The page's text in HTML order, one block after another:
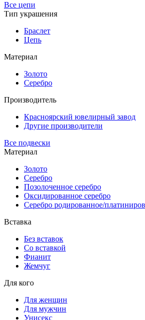
Все цепи
Тип украшения
Браслет
Цепь
Материал
Золото
Серебро
Производитель
Красноярский ювелирный завод
Другие производители
Все подвески
Материал
Золото
Серебро
Позолоченное серебро
Оксидированное серебро
Серебро родированное/
Вставка
Без вставок
Со вставкой
Фианит
Жемчуг
Для кого
Для женщин
Для мужчин
Унисекс